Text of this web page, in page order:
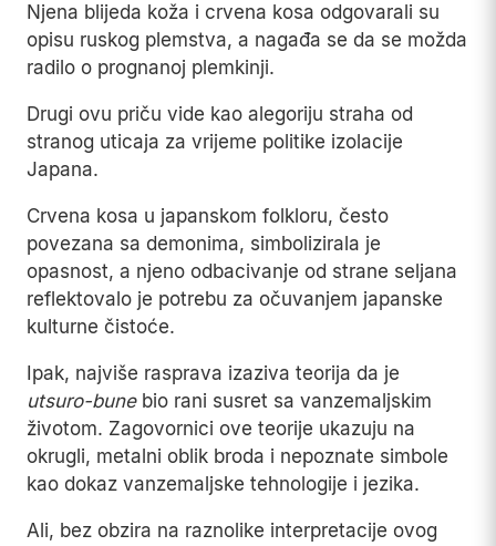
Njena blijeda koža i crvena kosa odgovarali su
opisu ruskog plemstva, a nagađa se da se možda
radilo o prognanoj plemkinji.
Drugi ovu priču vide kao alegoriju straha od
stranog uticaja za vrijeme politike izolacije
Japana.
Crvena kosa u japanskom folkloru, često
povezana sa demonima, simbolizirala je
opasnost, a njeno odbacivanje od strane seljana
reflektovalo je potrebu za očuvanjem japanske
kulturne čistoće.
Ipak, najviše rasprava izaziva teorija da je
utsuro-bunebio rani susret sa vanzemaljskim
životom. Zagovornici ove teorije ukazuju na
okrugli, metalni oblik broda i nepoznate simbole
kao dokaz vanzemaljske tehnologije i jezika.
Ali, bez obzira na raznolike interpretacije ovog